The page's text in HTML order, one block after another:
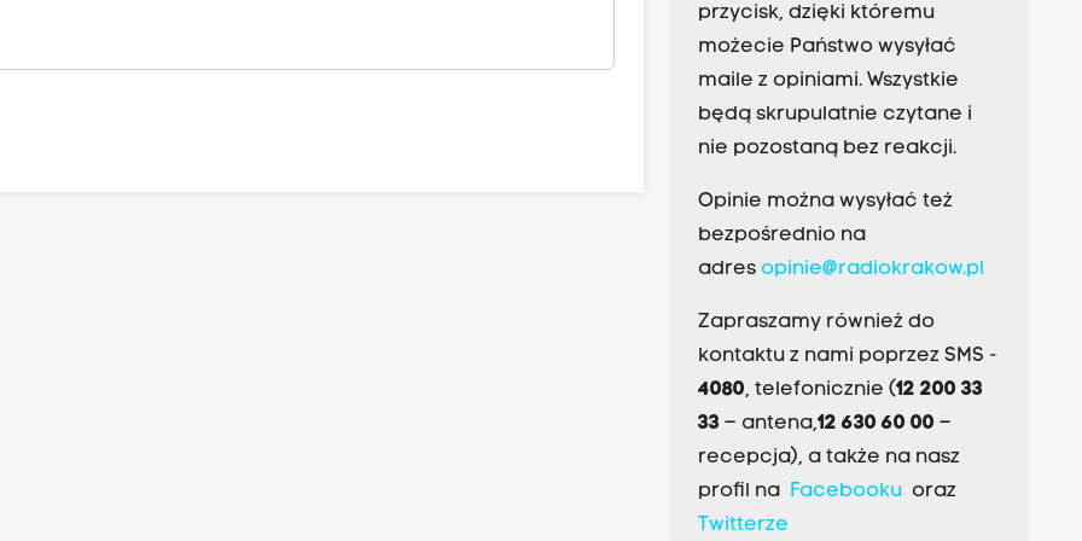
przycisk, dzięki któremu
możecie Państwo wysyłać
maile z opiniami. Wszystkie
będą skrupulatnie czytane i
nie pozostaną bez reakcji.
Opinie można wysyłać też
bezpośrednio na
adres opinie@radiokrakow.pl
Zapraszamy również do
kontaktu z nami poprzez SMS -
4080, telefonicznie (12 200 33
33– antena,12 630 60 00 –
recepcja), a także na nasz
profil na Facebookuoraz
Twitterze